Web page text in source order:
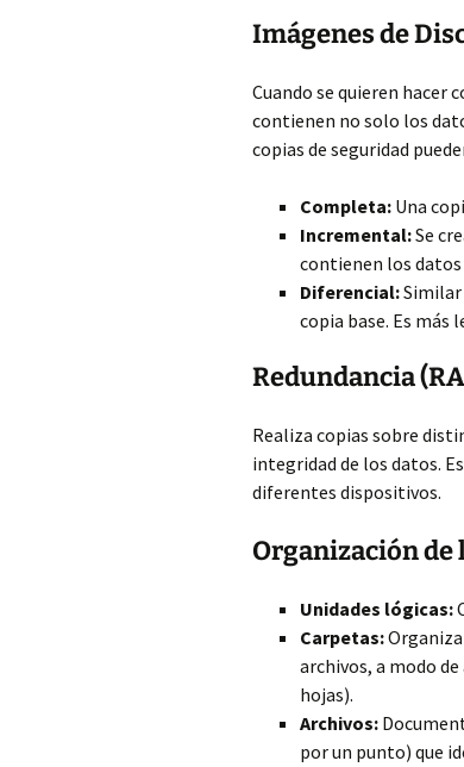
Imágenes de
Cuando se quieren hacer
contienen no solo los
copias de seguridad
Completa: Una
Incremental:Se
contienen los
Diferencial:Similar
copia base. Es más
Redundancia
Realiza copias sobre
integridad de los datos.
diferentes dispositivos.
Organización
Unidades lógicas:
Carpetas:
archivos, a modo
hojas).
Archivos:
por un punto) que